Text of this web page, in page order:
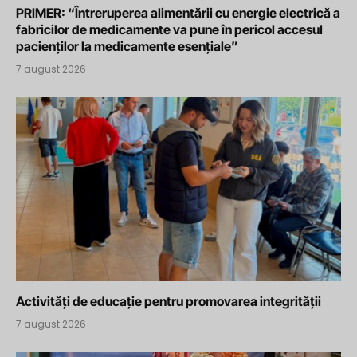
PRIMER: “Întreruperea alimentării cu energie electrică a
fabricilor de medicamente va pune în pericol accesul
pacienților la medicamente esențiale”
7 august 2026
Activități de educație pentru promovarea integrității
7 august 2026